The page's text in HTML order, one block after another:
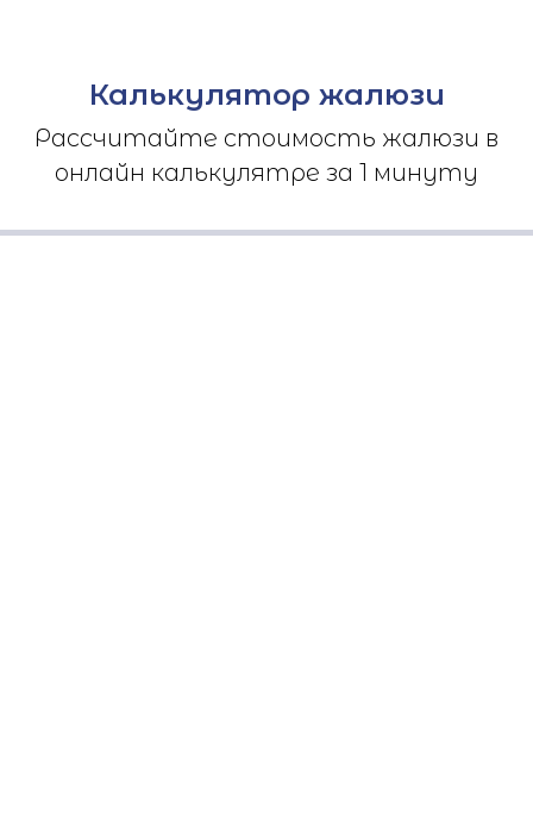
Калькулятор жалюзи
Рассчитайте стоимость жалюзи в
онлайн калькулятре за 1 минуту